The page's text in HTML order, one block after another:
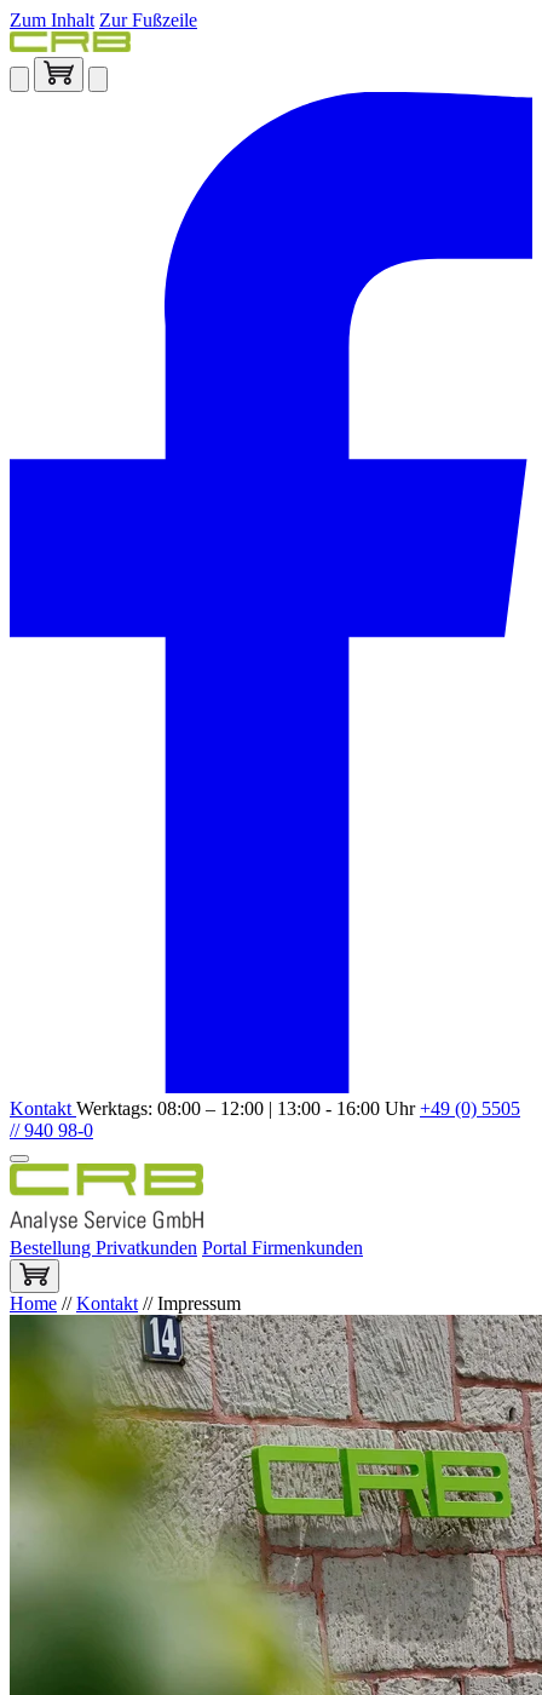
Zum Inhalt Zur Fußzeile
Kontakt Werktags: 08:00 – 12:00 | 13:00 - 16:00 Uhr+49 (0) 5505
// 940 98-0
Bestellung Privatkunden Portal Firmenkunden
Home //Kontakt //Impressum